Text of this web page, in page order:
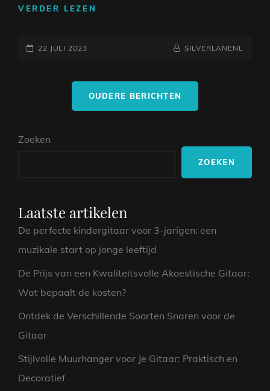
VERDER LEZEN
NACHTRUST
VOOR
GEPLAATST
22 JULI 2023 NAAMREGEL
BYLINE
SILVERLANENL
Berichtnavigatie
OUDERE BERICHTEN
Zoeken
ZOEKEN
Laatste artikelen
De perfecte kindergitaar voor 3-jarigen: een
muzikale start op jonge leeftijd
De Prijs van een Kwaliteitsvolle Akoestische Gitaar:
Wat bepaalt de kosten?
Ontdek de Verschillende Soorten Snaren voor de
Gitaar
Stijlvolle Muurhanger voor Je Gitaar: Praktisch en
Decoratief